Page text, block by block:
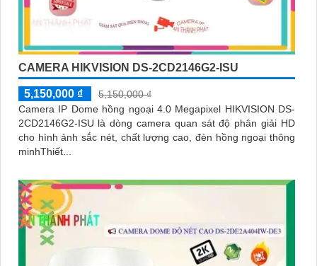
CAMERA HIKVISION DS-2CD2146G2-ISU
5,150,000 ₫
5,150,000 ₫
Camera IP Dome hồng ngoại 4.0 Megapixel HIKVISION DS-
2CD2146G2-ISU là dòng camera quan sát độ phân giải HD
cho hình ảnh sắc nét, chất lượng cao, đèn hồng ngoại thông
minhThiết...